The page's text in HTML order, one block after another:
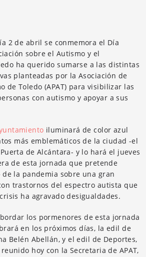
2 de abril se conmemora el Día
sobre el Autismo y el
ha querido sumarse a las distintas
planteadas por la Asociación de
de Toledo (APAT) para visibilizar las
con autismo y apoyar a sus
iluminará de color azul
más emblemáticos de la ciudad -el
de Alcántara- y lo hará el jueves
de esta jornada que pretende
la pandemia sobre una gran
trastornos del espectro autista que
ha agravado desigualdades.
los pormenores de esta jornada
en los próximos días, la edil de
Belén Abellán, y el edil de Deportes,
hoy con la Secretaria de APAT,